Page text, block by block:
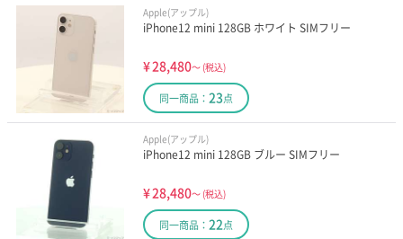
Apple(アップル)
iPhone12 mini 128GB ホワイト SIMフリー
¥28,480～ (税込)
同一商品： 23点
Apple(アップル)
iPhone12 mini 128GB ブルー SIMフリー
¥28,480～ (税込)
同一商品： 22点